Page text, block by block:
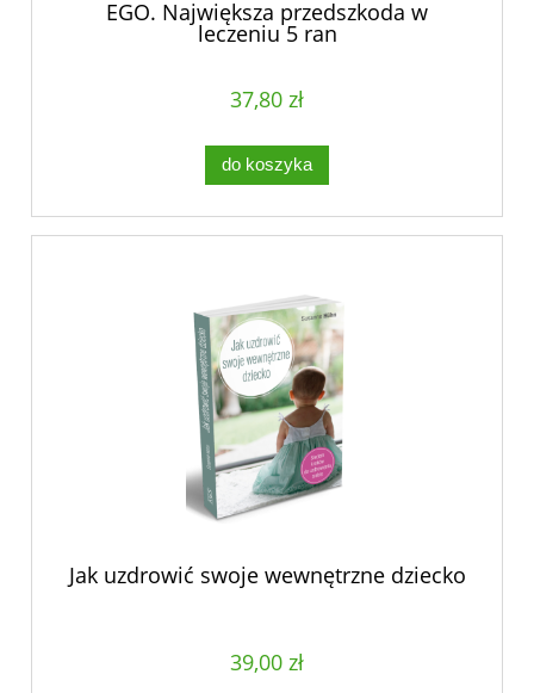
EGO. Największa przedszkoda w
leczeniu 5 ran
37,80 zł
do koszyka
Jak uzdrowić swoje wewnętrzne dziecko
39,00 zł